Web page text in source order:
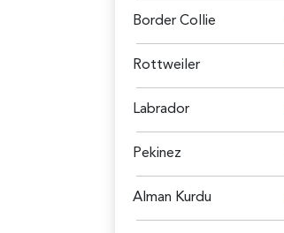
Border Collie
Rottweiler
Labrador
Pekinez
Alman Kurdu